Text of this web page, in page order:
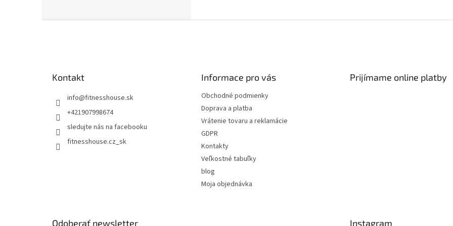
Kontakt
info@fitnesshouse.sk
+421907998674
sledujte nás na facebooku
fitnesshouse.cz_sk
Informace pro vás
Obchodné podmienky
Doprava a platba
Vrátenie tovaru a reklamácie
GDPR
Kontakty
Veľkostné tabuľky
blog
Moja objednávka
Prijímame online platby
Odoberať newsletter Instagram